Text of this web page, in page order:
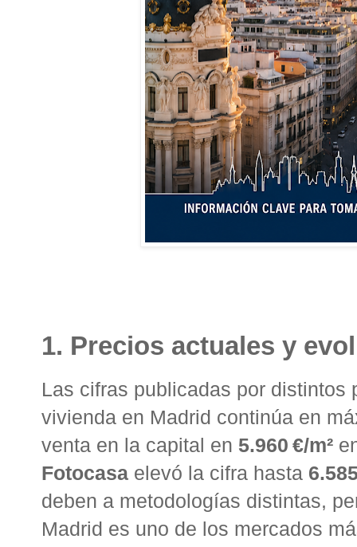
1. Precios actuales y
Las cifras publicadas por
vivienda en Madrid continúa en
venta en la capital en 5.960 €/m²
Fotocasa elevó la cifra hasta
deben a metodologías distintas,
Madrid es uno de los mercados